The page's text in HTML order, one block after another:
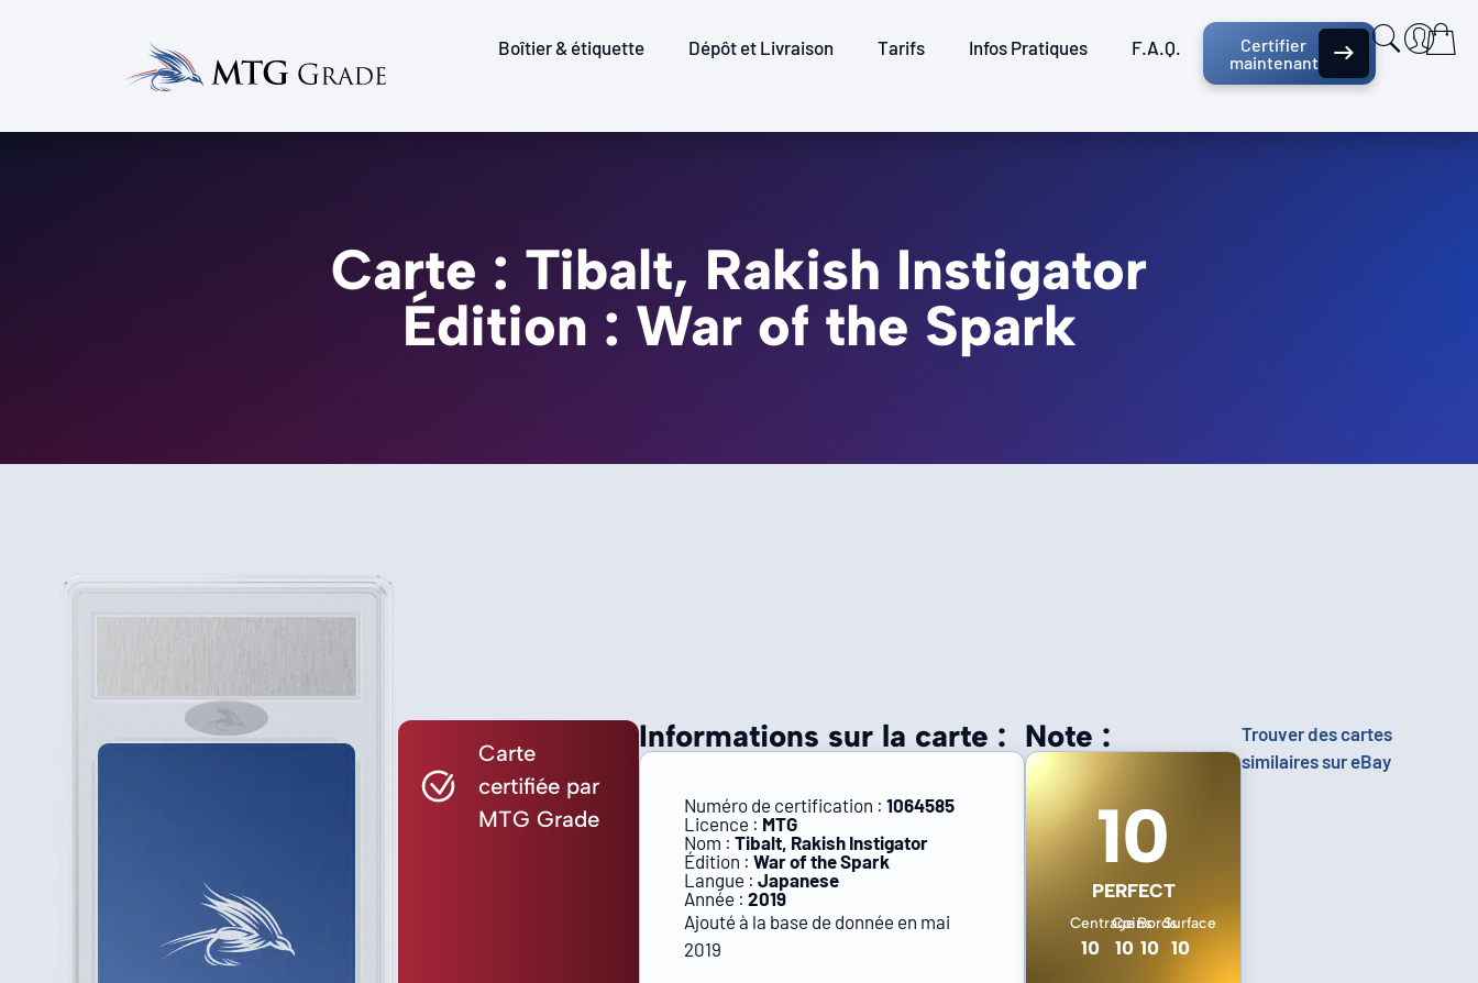
Boîtier & étiquette Dépôt et Livraison Tarifs Infos Pratiques F.A.Q.
Certifier
maintenant
Carte : Tibalt, Rakish Instigator
Édition : War of the Spark
Carte
certifiée par
MTG Grade
Informations sur la carte :
Numéro de certification :1064585
Licence : MTG
Nom :Tibalt, Rakish Instigator
Édition :War of the Spark
Langue :Japanese
Année :2019
Ajouté à la base de donnée en mai
2019
Note :
10
PERFECT
Centrage
10
Coins
10
Bords
10
Surface
10
Trouver des cartes
similaires sur eBay